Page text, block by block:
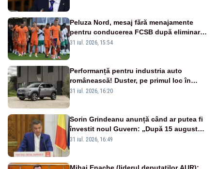
Peluza Nord, mesaj fără menajamente
pentru conducerea FCSB după eliminarea
rușinoasă din Conference League
31 iul. 2026, 15:54
Performanță pentru industria auto
românească! Duster, pe primul loc în
topul vânzărilor din Ucraina
31 iul. 2026, 16:20
Sorin Grindeanu anunță când ar putea fi
învestit noul Guvern: „După 15 august
sunt șanse mai mari”
31 iul. 2026, 16:49
Mihai Enache (liderul deputaților AUR):